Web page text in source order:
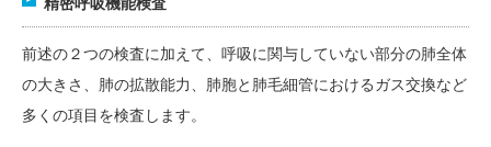
精密呼吸機能検査
前述の２つの検査に加えて、呼吸に関与していない部分の肺全体
の大きさ、肺の拡散能力、肺胞と肺毛細管におけるガス交換など
多くの項目を検査します。